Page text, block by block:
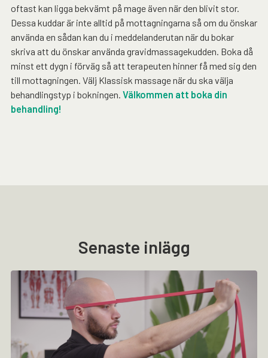
oftast kan ligga bekvämt på mage även när den blivit stor.
Dessa kuddar är inte alltid på mottagningarna så om du önskar
använda en sådan kan du i meddelanderutan när du bokar
skriva att du önskar använda gravidmassagekudden. Boka då
minst ett dygn i förväg så att terapeuten hinner få med sig den
till mottagningen. Välj Klassisk massage när du ska välja
behandlingstyp i bokningen. Välkommen att boka din
behandling!
Senaste inlägg